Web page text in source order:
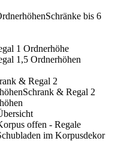
Schränke bis 6
1 Ordnerhöhe
1,5 Ordnerhöhen
& Regal 2
Schrank & Regal 2
offen - Regale
im Korpusdekor